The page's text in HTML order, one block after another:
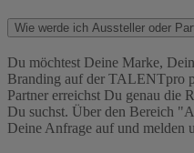
Wie werde ich Aussteller oder
Du möchtest Deine Marke,
Branding auf der TALENTpro
Partner erreichst Du genau die
Du suchst. Über den Bereich
Deine Anfrage auf und melden